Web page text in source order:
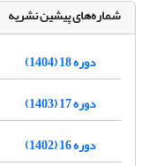
شماره‌های پیشین نشریه
دوره 18 (1404)
دوره 17 (1403)
دوره 16 (1402)